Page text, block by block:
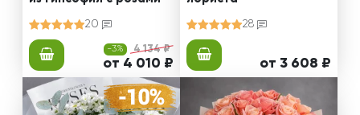
20
-3% 4 134 ₽
от 4 010 ₽
28
от 3 608 ₽